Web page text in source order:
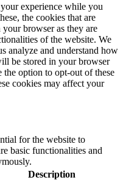
experience while you
the cookies that are
your browser as they are
of the website. We
analyze and understand how
be stored in your browser
option to opt-out of these
cookies may affect your
for the website to
basic functionalities and
Description